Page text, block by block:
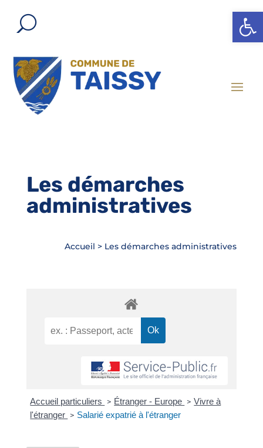
Ouvrir
Les démarches
administratives
Accueil > Les démarches administratives
Accueil particuliers > Étranger - Europe > Vivre à
l'étranger > Salarié expatrié à l'étranger